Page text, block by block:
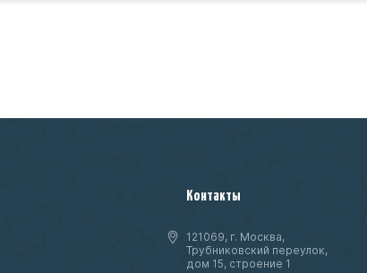
Контакты
121069, г. Москва,
Трубниковский переулок,
дом 15, строение 1